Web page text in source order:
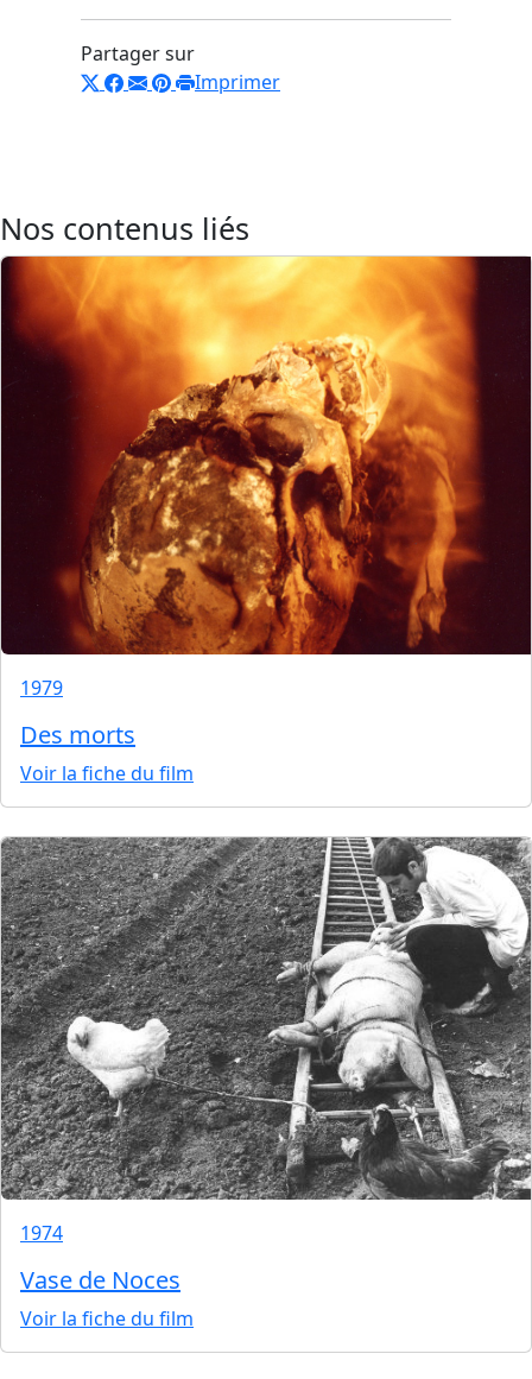
Partager sur
Imprimer
Nos contenus liés
1979
Des morts
Voir la fiche du film
1974
Vase de Noces
Voir la fiche du film